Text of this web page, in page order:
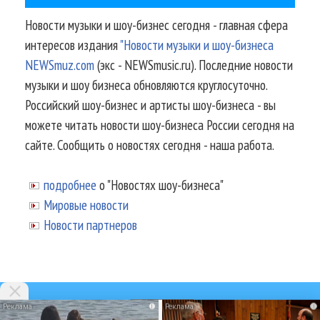
Новости музыки и шоу-бизнес сегодня - главная сфера
интересов издания"Новости музыки и шоу-бизнеса
NEWSmuz.com(экс - NEWSmusic.ru). Последние новости
музыки и шоу бизнеса обновляются круглосуточно.
Российский шоу-бизнес и артисты шоу-бизнеса - вы
можете читать новости шоу-бизнеса России сегодня на
сайте. Сообщить о новостях сегодня - наша работа.
подробнее о "Новостях шоу-бизнеса"
Мировые новости
Новости партнеров
i i